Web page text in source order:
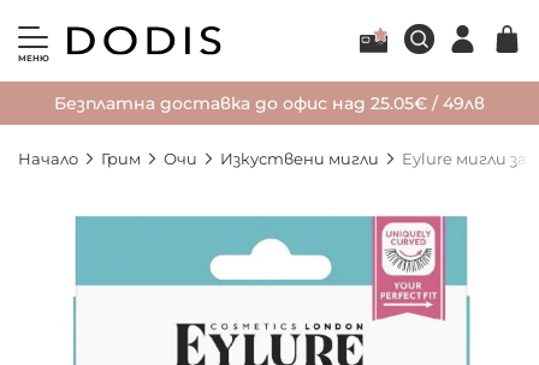
МЕНЮ
Безплатна доставка до офис над 25.05€ / 49лв
Начало Грим Очи Изкуствени мигли Eylure мигли за